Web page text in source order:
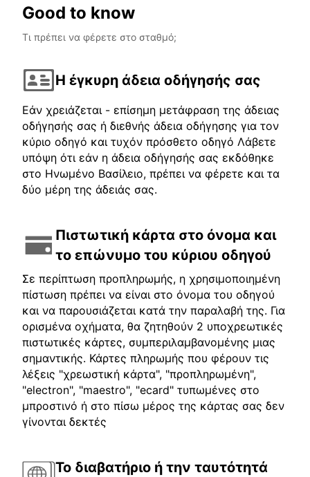
Good to know
Τι πρέπει να φέρετε στο σταθμό;
Η έγκυρη άδεια οδήγησής σας
Εάν χρειάζεται - επίσημη μετάφραση της άδειας
οδήγησής σας ή διεθνής άδεια οδήγησης για τον
κύριο οδηγό και τυχόν πρόσθετο οδηγό Λάβετε
υπόψη ότι εάν η άδεια οδήγησής σας εκδόθηκε
στο Ηνωμένο Βασίλειο, πρέπει να φέρετε και τα
δύο μέρη της άδειάς σας.
Πιστωτική κάρτα στο όνομα και
το επώνυμο του κύριου οδηγού
Σε περίπτωση προπληρωμής, η χρησιμοποιημένη
πίστωση πρέπει να είναι στο όνομα του οδηγού
και να παρουσιάζεται κατά την παραλαβή της. Για
ορισμένα οχήματα, θα ζητηθούν 2 υποχρεωτικές
πιστωτικές κάρτες, συμπεριλαμβανομένης μιας
σημαντικής. Κάρτες πληρωμής που φέρουν τις
λέξεις "χρεωστική κάρτα", "προπληρωμένη",
"electron", "maestro", "ecard" τυπωμένες στο
μπροστινό ή στο πίσω μέρος της κάρτας σας δεν
γίνονται δεκτές
Το διαβατήριο ή την ταυτότητά